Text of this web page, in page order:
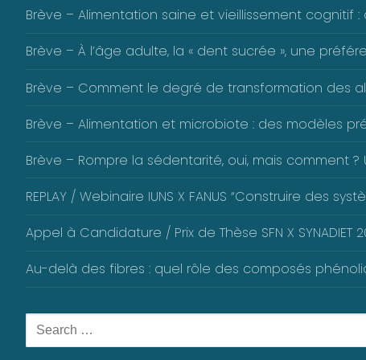
Brève – Alimentation saine et vieillissement cognitif :
Brève – À l’âge adulte, la « dent sucrée », une
Brève – Comment le degré de transformation des
Brève – Alimentation et microbiote : des modèles
Brève – Rompre la sédentarité, oui, mais comment
REPLAY / Webinaire IUNS X FANUS “Construire des
Appel à Candidature / Prix de Thèse SFN X
Au-delà des fibres : quel rôle des composés
Rechercher
: